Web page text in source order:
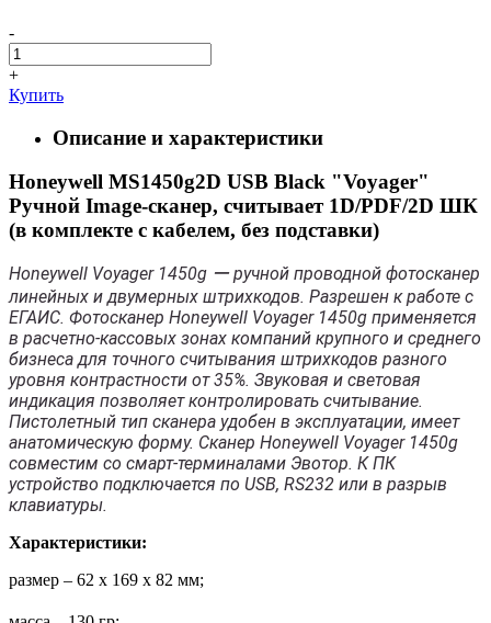
-
+
Купить
Описание и характеристики
Honeywell MS1450g2D USB Black "Voyager"
Ручной Image-сканер, считывает 1D/PDF/2D ШК
(в комплекте с кабелем, без подставки)
Honeywell Voyager 1450g ー ручной проводной фотосканер
линейных и двумерных штрихкодов. Разрешен к работе с
ЕГАИС. Фотосканер Honeywell Voyager 1450g применяется
в расчетно-кассовых зонах компаний крупного и среднего
бизнеса для точного считывания штрихкодов разного
уровня контрастности от 35%. Звуковая и световая
индикация позволяет контролировать считывание.
Пистолетный тип сканера удобен в эксплуатации, имеет
анатомическую форму. Сканер Honeywell Voyager 1450g
совместим со смарт-терминалами Эвотор. К ПК
устройство подключается по USB, RS232 или в разрыв
клавиатуры.
Характеристики:
размер – 62 x 169 x 82 мм;